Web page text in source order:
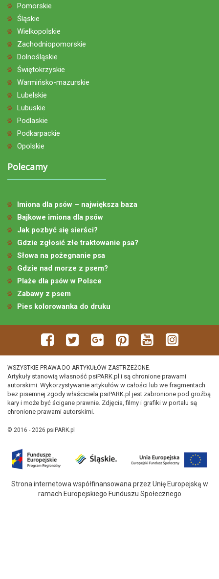
Pomorskie
Śląskie
Wielkopolskie
Zachodniopomorskie
Dolnośląskie
Świętokrzyskie
Warmińsko-mazurskie
Lubelskie
Lubuskie
Podlaskie
Podkarpackie
Opolskie
Polecamy
Imiona dla psów – największa baza
Bajkowe imiona dla psów
Jak pozbyć się sierści?
Gdzie zgłosić złe traktowanie psa?
Słowa na pożegnanie psa
Gdzie nad morze z psem?
Plaże dla psów w Polsce
Zabawy z psem
Pies kolorowanka do druku
WSZYSTKIE PRAWA DO ARTYKUŁÓW ZASTRZEŻONE.
Artykuły stanowią własność psiPARK.pl i są chronione prawami
autorskimi. Wykorzystywanie artykułów w całości lub we fragmentach
bez pisemnej zgody właściciela psiPARK.pl jest zabronione pod groźbą
kary i może być ścigane prawnie. Zdjęcia, filmy i grafiki w portalu są
chronione prawami autorskimi.
© 2016 - 2026 psiPARK.pl
Strona internetowa współfinansowana przez Unię Europejską w
ramach Europejskiego Funduszu Społecznego